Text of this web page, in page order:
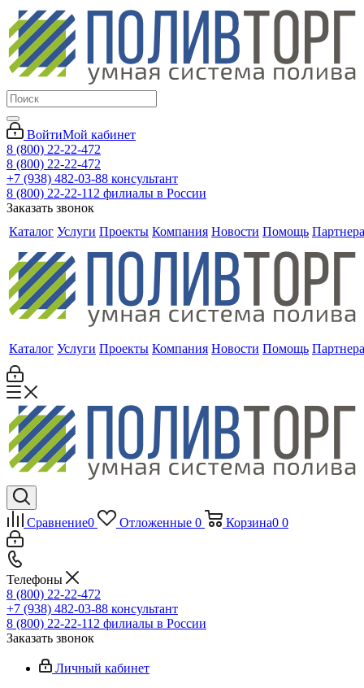
ВойтиМой кабинет
8 (800) 22-22-472
8 (800) 22-22-472
+7 (938) 482-03-88 консультант
8 (800) 22-22-112 филиалы в России
Заказать звонок
Каталог Услуги Проекты Компания Новости Помощь
Каталог Услуги Проекты Компания Новости Помощь
Сравнение0 Отложенные 0 Корзина0 0
Телефоны
8 (800) 22-22-472
+7 (938) 482-03-88 консультант
8 (800) 22-22-112 филиалы в России
Заказать звонок
Личный кабинет